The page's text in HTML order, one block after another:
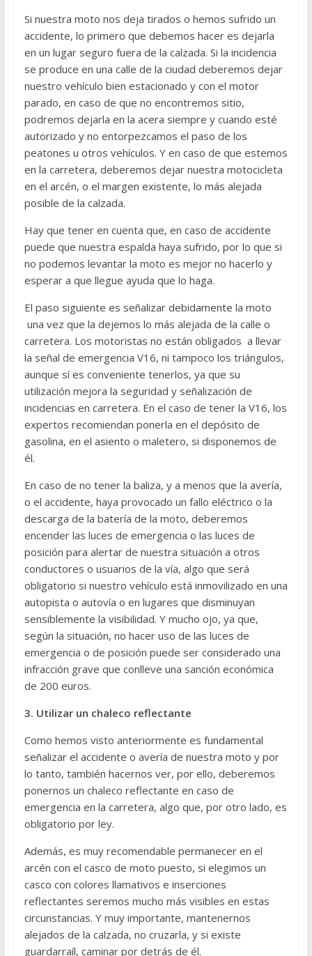
Si nuestra moto nos deja tirados o hemos sufrido un
accidente, lo primero que debemos hacer es dejarla
en un lugar seguro fuera de la calzada. Si la incidencia
se produce en una calle de la ciudad deberemos dejar
nuestro vehículo bien estacionado y con el motor
parado, en caso de que no encontremos sitio,
podremos dejarla en la acera siempre y cuando esté
autorizado y no entorpezcamos el paso de los
peatones u otros vehículos. Y en caso de que estemos
en la carretera, deberemos dejar nuestra motocicleta
en el arcén, o el margen existente, lo más alejada
posible de la calzada.
Hay que tener en cuenta que, en caso de accidente
puede que nuestra espalda haya sufrido, por lo que si
no podemos levantar la moto es mejor no hacerlo y
esperar a que llegue ayuda que lo haga.
El paso siguiente es señalizar debidamente la moto
una vez que la dejemos lo más alejada de la calle o
carretera. Los motoristas no están obligados a llevar
la señal de emergencia V16, ni tampoco los triángulos,
aunque sí es conveniente tenerlos, ya que su
utilización mejora la seguridad y señalización de
incidencias en carretera. En el caso de tener la V16, los
expertos recomiendan ponerla en el depósito de
gasolina, en el asiento o maletero, si disponemos de
él.
En caso de no tener la baliza, y a menos que la avería,
o el accidente, haya provocado un fallo eléctrico o la
descarga de la batería de la moto, deberemos
encender las luces de emergencia o las luces de
posición para alertar de nuestra situación a otros
conductores o usuarios de la vía, algo que será
obligatorio si nuestro vehículo está inmovilizado en una
autopista o autovía o en lugares que disminuyan
sensiblemente la visibilidad. Y mucho ojo, ya que,
según la situación, no hacer uso de las luces de
emergencia o de posición puede ser considerado una
infracción grave que conlleve una sanción económica
de 200 euros.
3. Utilizar un chaleco reflectante
Como hemos visto anteriormente es fundamental
señalizar el accidente o avería de nuestra moto y por
lo tanto, también hacernos ver, por ello, deberemos
ponernos un chaleco reflectante en caso de
emergencia en la carretera, algo que, por otro lado, es
obligatorio por ley.
Además, es muy recomendable permanecer en el
arcén con el casco de moto puesto, si elegimos un
casco con colores llamativos e inserciones
reflectantes seremos mucho más visibles en estas
circunstancias. Y muy importante, mantenernos
alejados de la calzada, no cruzarla, y si existe
guardarraíl, caminar por detrás de él.